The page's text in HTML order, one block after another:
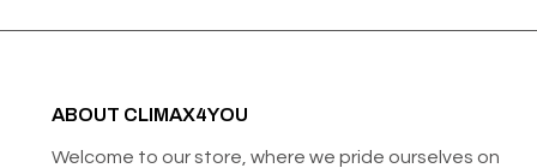
ABOUT CLIMAX4YOU
Welcome to our store, where we pride ourselves on